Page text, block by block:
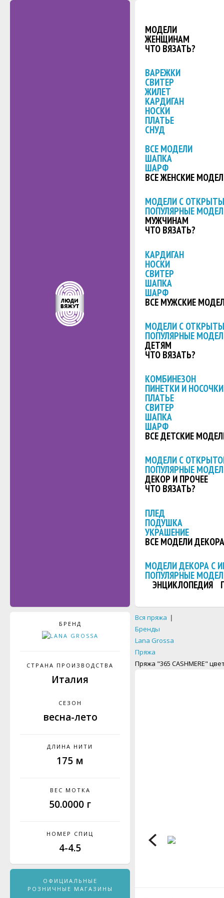
МОДЕЛИ
ЖЕНЩИНАМ
ЧТО ВЯЗАТЬ?
ВАРЕЖКИ
СВИТЕР
ЖИЛЕТ
КАРДИГАН
НОСКИ
ПЛАТЬЕ
СНУД
ВСЕ МОДЕЛИ
ШАПКА
ШАРФ
ВСЕ ЖЕНСКИЕ
МОДЕЛИ С
ПОПУЛЯРНЫЕ
МУЖЧИНАМ
ЧТО ВЯЗАТЬ?
КАРДИГАН
НОСКИ
СВИТЕР
ШАПКА
ШАРФ
ВСЕ МУЖСКИЕ
МОДЕЛИ С
ПОПУЛЯРНЫЕ
ДЕТЯМ
ЧТО ВЯЗАТЬ?
КОМБИНЕЗОН
ПИНЕТКИ И НОСОЧКИ
ПЛАТЬЕ
СВИТЕР
ШАПКА
ШАРФ
ВСЕ ДЕТСКИЕ
МОДЕЛИ С
ПОПУЛЯРНЫЕ
ДЕКОР И ПРОЧЕЕ
ЧТО ВЯЗАТЬ?
ПЛЕД
ПОДУШКА
УКРАШЕНИЕ
ВСЕ МОДЕЛИ ДЕКОРА
МОДЕЛИ ДЕКОРА С
ПОПУЛЯРНЫЕ
ЭНЦИКЛОПЕДИЯ
БРЕНД
СТРАНА ПРОИЗВОДСТВА
Италия
СЕЗОН
весна-лето
ДЛИНА НИТИ
175 м
ВЕС МОТКА
50.0000 г
НОМЕР СПИЦ
4-4.5
ОФИЦИАЛЬНЫЕ
РОЗНИЧНЫЕ МАГАЗИНЫ
Вся пряжа |
Бренды
Lana Grossa
Пряжа
Пряжа "365 CASHMERE"